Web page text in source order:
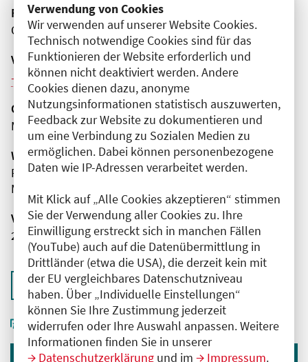
Verwendung von Cookies
Wir verwenden auf unserer Website Cookies.
Technisch notwendige Cookies sind für das
Funktionieren der Website erforderlich und
können nicht deaktiviert werden. Andere
Cookies dienen dazu, anonyme
Nutzungsinformationen statistisch auszuwerten,
Feedback zur Website zu dokumentieren und
um eine Verbindung zu Sozialen Medien zu
ermöglichen. Dabei können personenbezogene
Daten wie IP-Adressen verarbeitet werden.
Mit Klick auf „Alle Cookies akzeptieren“ stimmen
Sie der Verwendung aller Cookies zu. Ihre
Einwilligung erstreckt sich in manchen Fällen
(YouTube) auch auf die Datenübermittlung in
Drittländer (etwa die USA), die derzeit kein mit
der EU vergleichbares Datenschutzniveau
haben. Über „Individuelle Einstellungen“
können Sie Ihre Zustimmung jederzeit
widerrufen oder Ihre Auswahl anpassen. Weitere
Informationen finden Sie in unserer
Datenschutzerklärung und im Impressum.
Fortbildungsformat
Online
Veranstaltungsreihe
Weitere Veranstaltungen dieser Reihe (4)
Organisator(en)
MEDIZIN TO GO gemeinnützige GmbH
Wissenschaftliche Leitung
Frau Dr. med. Babett Ramsauer
MEDIZIN TO GO gemeinnützige GmbH
Veranstaltungsnummer
2761102025064990079
Zurück zur Übersicht